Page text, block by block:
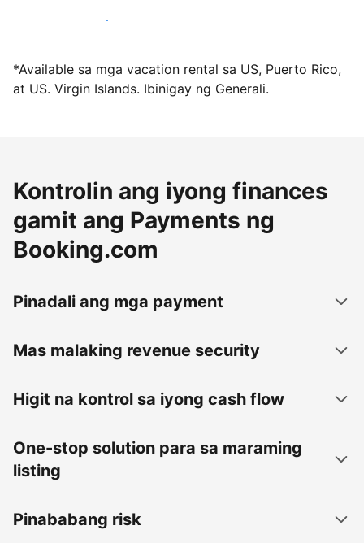
Mag-host sa amin ngayon
*Available sa mga vacation rental sa US, Puerto Rico,
at US. Virgin Islands. Ibinigay ng Generali.
Kontrolin ang iyong finances
gamit ang Payments ng
Booking.com
Pinadali ang mga payment
Mas malaking revenue security
Higit na kontrol sa iyong cash flow
One-stop solution para sa maraming
listing
Pinababang risk